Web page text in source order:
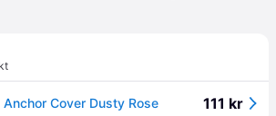
Anchor Cover Dusty Rose 111 kr